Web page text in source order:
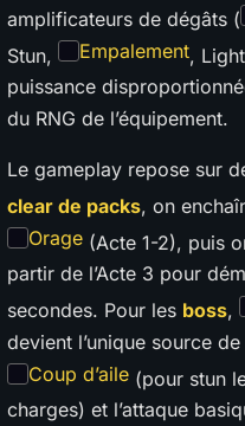
amplificateurs de dégâts (
Stun,
Empalement,
puissance
du RNG de l’équipement.
Le gameplay repose sur
clear de packs, on
Orage (Acte 1-2), puis
partir de l’Acte 3 pour
secondes. Pour les boss,
devient l’unique source
Coup d’aile (pour stun
charges) et l’attaque